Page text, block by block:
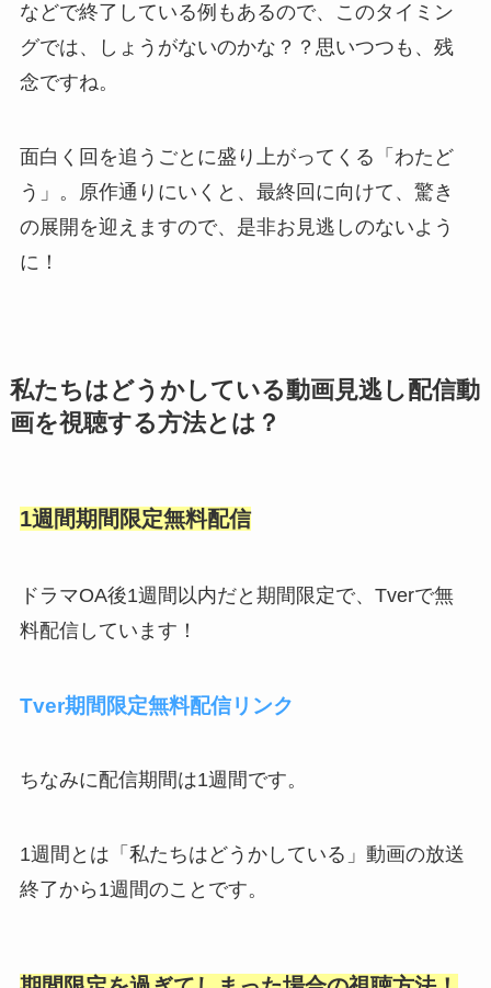
などで終了している例もあるので、このタイミン
グでは、しょうがないのかな？？思いつつも、残
念ですね。
面白く回を追うごとに盛り上がってくる「わたど
う」。原作通りにいくと、最終回に向けて、驚き
の展開を迎えますので、是非お見逃しのないよう
に！
私たちはどうかしている動画見逃し配信動
画を視聴する方法とは？
1週間期間限定無料配信
ドラマOA後1週間以内だと期間限定で、Tverで無
料配信しています！
Tver期間限定無料配信リンク
ちなみに配信期間は1週間です。
1週間とは「私たちはどうかしている」動画の放送
終了から1週間のことです。